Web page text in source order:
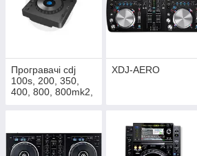
Програвачі cdj
100s, 200, 350,
400, 800, 800mk2,
XDJ-AERO